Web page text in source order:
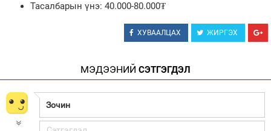
Тасалбарын үнэ: 40.000-80.000₮
ХУВААЛЦАХ ЖИРГЭХ
МЭДЭЭНИЙ СЭТГЭГДЭЛ